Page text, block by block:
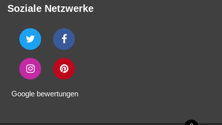
Soziale Netzwerke
Google bewertungen